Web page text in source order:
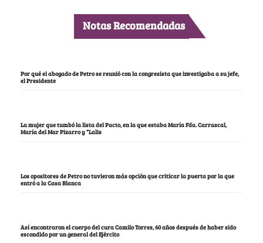
Notas Recomendadas
Por qué el abogado de Petro se reunió con la congresista que investigaba a su jefe,
el Presidente
La mujer que tumbó la lista del Pacto, en la que estaba María Fda. Carrascal,
María del Mar Pizarro y “Lalis
Los opositores de Petro no tuvieron más opción que criticar la puerta por la que
entró a la Casa Blanca
Así encontraron el cuerpo del cura Camilo Torres, 60 años después de haber sido
escondido por un general del Ejército